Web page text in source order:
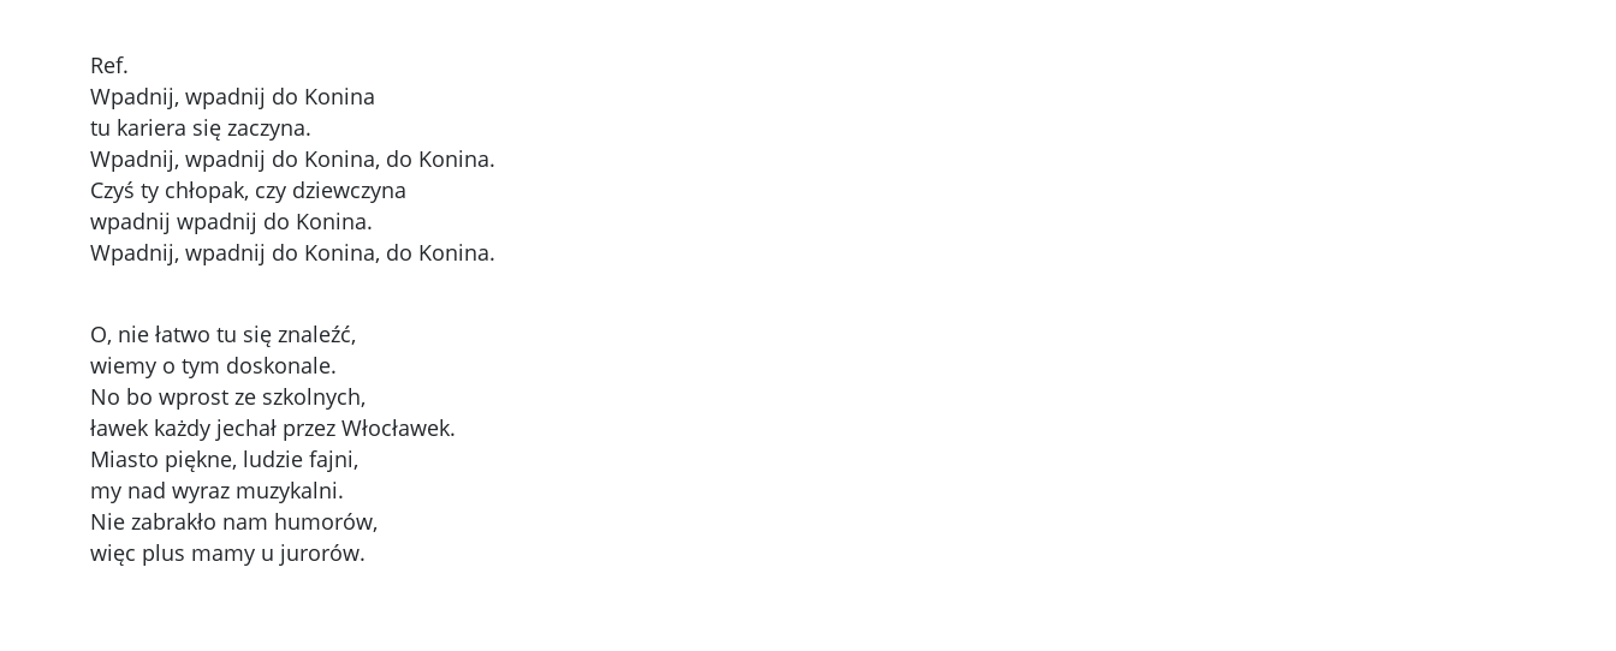
Ref.
Wpadnij, wpadnij do Konina
tu kariera się zaczyna.
Wpadnij, wpadnij do Konina, do Konina.
Czyś ty chłopak, czy dziewczyna
wpadnij wpadnij do Konina.
Wpadnij, wpadnij do Konina, do Konina.
O, nie łatwo tu się znaleźć,
wiemy o tym doskonale.
No bo wprost ze szkolnych,
ławek każdy jechał przez Włocławek.
Miasto piękne, ludzie fajni,
my nad wyraz muzykalni.
Nie zabrakło nam humorów,
więc plus mamy u jurorów.